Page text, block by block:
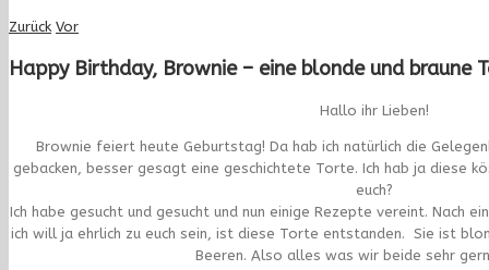
Zurück Vor
Happy Birthday, Brownie – eine blonde und braune
Hallo ihr Lieben!
Brownie feiert heute Geburtstag! Da hab ich natürlich die
gebacken, besser gesagt eine geschichtete Torte. Ich hab ja diese
euch?
Ich habe gesucht und gesucht und nun einige Rezepte vereint. Nach
ich will ja ehrlich zu euch sein, ist diese Torte entstanden. Sie ist
Beeren. Also alles was wir beide sehr